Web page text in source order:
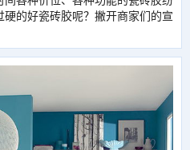
的好瓷砖胶呢？撇开商家们的宣